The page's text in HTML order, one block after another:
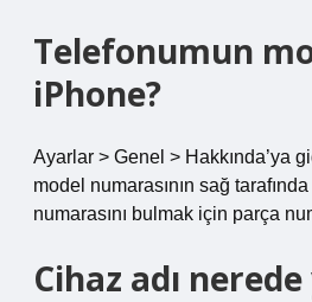
Telefonumun
iPhone?
Ayarlar > Genel > Hakkında’ya
model numarasının sağ
numarasını bulmak için parça
Cihaz adı